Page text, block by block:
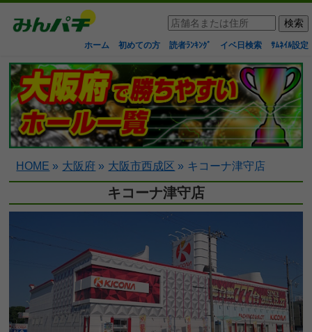
ホーム 初めての方 読者ﾗﾝｷﾝｸﾞ イベ日検索 ｻﾑﾈｲﾙ設定
HOME » 大阪府 » 大阪市西成区 » キコーナ津守店
キコーナ津守店